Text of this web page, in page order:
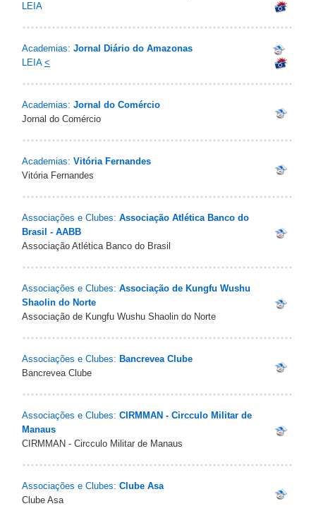
LEIA
Academias: Jornal Diário do Amazonas
LEIA <
Academias: Jornal do Comércio
Jornal do Comércio
Academias: Vitória Fernandes
Vitória Fernandes
Associações e Clubes: Associação Atlética Banco do
Brasil - AABB
Associação Atlética Banco do Brasil
Associações e Clubes: Associação de Kungfu Wushu
Shaolin do Norte
Associação de Kungfu Wushu Shaolin do Norte
Associações e Clubes: Bancrevea Clube
Bancrevea Clube
Associações e Clubes: CIRMMAN - Circculo Militar de
Manaus
CIRMMAN - Circculo Militar de Manaus
Associações e Clubes: Clube Asa
Clube Asa